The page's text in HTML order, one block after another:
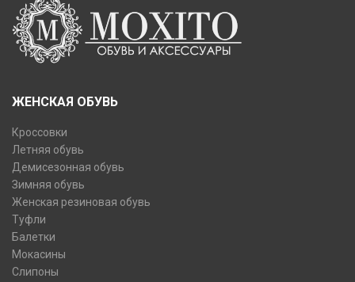
ЖЕНСКАЯ ОБУВЬ
Кроссовки
Летняя обувь
Демисезонная обувь
Зимняя обувь
Женская резиновая обувь
Туфли
Балетки
Мокасины
Слипоны